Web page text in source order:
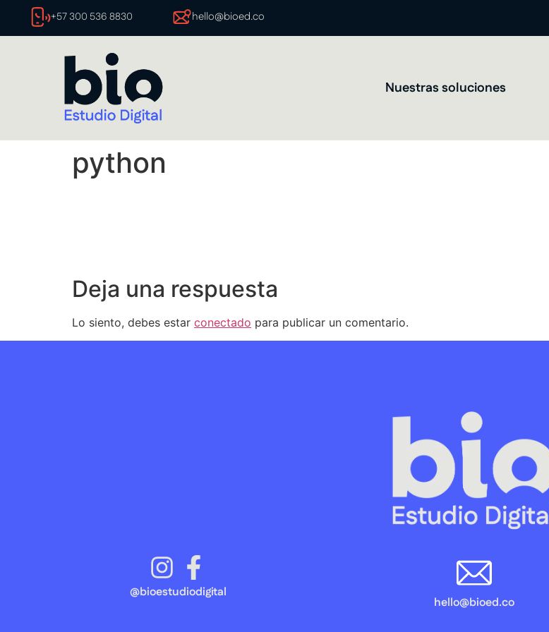
+57 300 536 8830 hello@bioed.co
Nuestras soluciones
python
Deja una respuesta
Lo siento, debes estar conectado para publicar un comentario.
@bioestudiodigital
hello@bioed.co